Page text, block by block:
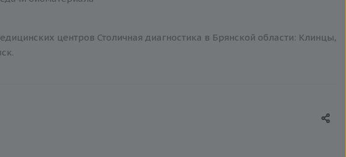
центров Столичная диагностика в Брянской области: Клинцы,